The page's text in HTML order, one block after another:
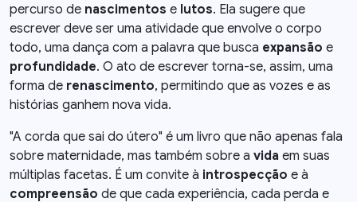
percurso de nascimentos e lutos. Ela sugere que
escrever deve ser uma atividade que envolve o corpo
todo, uma dança com a palavra que busca expansão e
profundidade. O ato de escrever torna-se, assim, uma
forma de renascimento, permitindo que as vozes e as
histórias ganhem nova vida.
"A corda que sai do útero" é um livro que não apenas fala
sobre maternidade, mas também sobre a vida em suas
múltiplas facetas. É um convite à introspecção e à
compreensão de que cada experiência, cada perda e